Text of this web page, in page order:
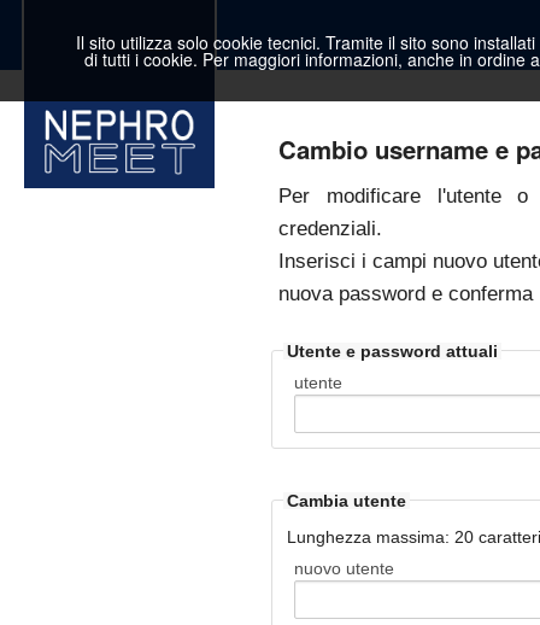
Cambio username e
Per modificare l'utente
credenziali.
Inserisci i campi nuovo
nuova passworde conferma
Utente e password attuali
utente
Cambia utente
Lunghezza massima: 20
nuovo utente
Il sito utilizza solo cookie tecnici. Tramite il sito sono
di tutti i cookie. Per maggiori informazioni, anche in ordine